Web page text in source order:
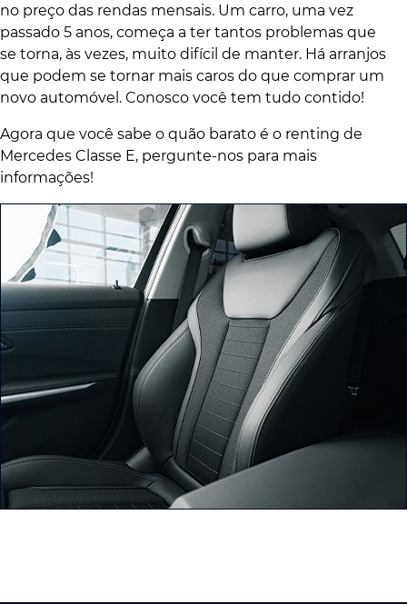
no preço das rendas mensais. Um carro, uma vez
passado 5 anos, começa a ter tantos problemas que
se torna, às vezes, muito difícil de manter. Há arranjos
que podem se tornar mais caros do que comprar um
novo automóvel. Conosco você tem tudo contido!
Agora que você sabe o quão barato é o renting de
Mercedes Classe E, pergunte-nos para mais
informações!